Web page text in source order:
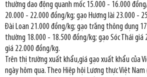
thường dao động quanh mốc 15.000 - 16.000
20.000 - 22.000 đồng/kg; gạo Hương lài 23.000 -
Đài Loan 21.000 đồng/kg; gạo trắng thông dụng
thường 18.000 - 18.500 đồng/kg; gạo Sóc Thái giá
giá 22.000 đồng/kg.
Trên thị trường xuất khẩu,giá gạo xuất khẩu của
ngày hôm qua. Theo Hiệp hội Lương thực Việt